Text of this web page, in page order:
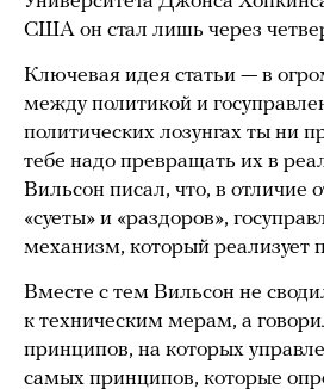
США он стал лишь через
Ключевая идея статьи — в
между политикой и
политических лозунгах ты ни
тебе надо превращать их в
Вильсон писал, что, в отличие
«суеты» и «раздоров»,
механизм, который реализует
Вместе с тем Вильсон не
к техническим мерам, а
принципов, на которых
самых принципов, которые